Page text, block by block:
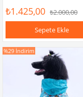
₺1.425,00 ₺2.000,00
Sepete Ekle
%29 İndirim